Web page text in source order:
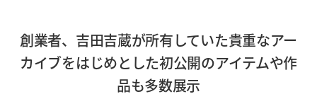
創業者、吉田吉蔵が所有していた貴重なアー
カイブをはじめとした初公開のアイテムや作
品も多数展示